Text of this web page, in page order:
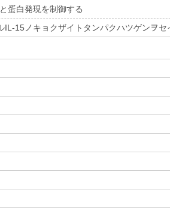
蛋白発現を制御する
15ノキョクザイトタンパクハツゲンヲセ